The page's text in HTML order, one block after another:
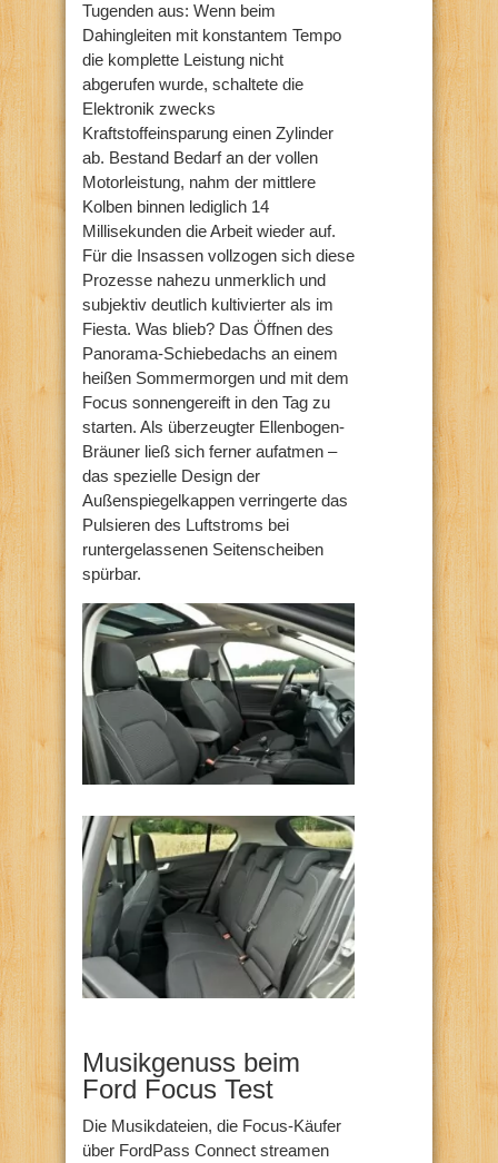
Tugenden aus: Wenn beim
Dahingleiten mit konstantem Tempo
die komplette Leistung nicht
abgerufen wurde, schaltete die
Elektronik zwecks
Kraftstoffeinsparung einen Zylinder
ab. Bestand Bedarf an der vollen
Motorleistung, nahm der mittlere
Kolben binnen lediglich 14
Millisekunden die Arbeit wieder auf.
Für die Insassen vollzogen sich diese
Prozesse nahezu unmerklich und
subjektiv deutlich kultivierter als im
Fiesta. Was blieb? Das Öffnen des
Panorama-Schiebedachs an einem
heißen Sommermorgen und mit dem
Focus sonnengereift in den Tag zu
starten. Als überzeugter Ellenbogen-
Bräuner ließ sich ferner aufatmen –
das spezielle Design der
Außenspiegelkappen verringerte das
Pulsieren des Luftstroms bei
runtergelassenen Seitenscheiben
spürbar.
Musikgenuss beim
Ford Focus Test
Die Musikdateien, die Focus-Käufer
über FordPass Connect streamen